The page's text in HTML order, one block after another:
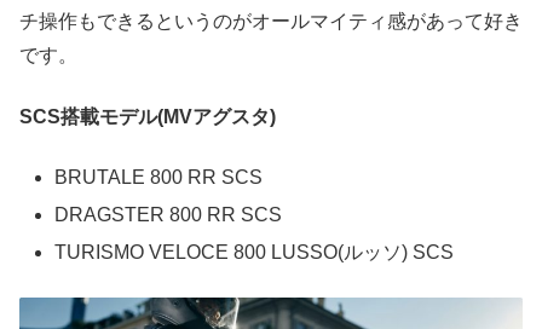
チ操作もできるというのがオールマイティ感があって好き
です。
SCS搭載モデル(MVアグスタ)
BRUTALE 800 RR SCS
DRAGSTER 800 RR SCS
TURISMO VELOCE 800 LUSSO(ルッソ) SCS